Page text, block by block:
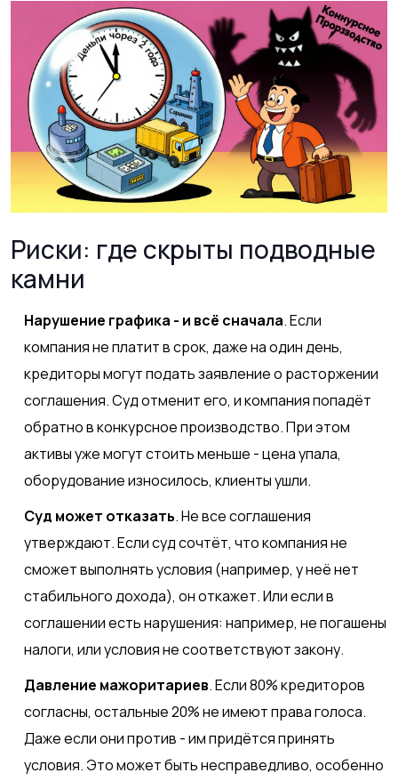
Риски: где скрыты подводные
камни
Нарушение графика - и всё сначала. Если
компания не платит в срок, даже на один день,
кредиторы могут подать заявление о расторжении
соглашения. Суд отменит его, и компания попадёт
обратно в конкурсное производство. При этом
активы уже могут стоить меньше - цена упала,
оборудование износилось, клиенты ушли.
Суд может отказать. Не все соглашения
утверждают. Если суд сочтёт, что компания не
сможет выполнять условия (например, у неё нет
стабильного дохода), он откажет. Или если в
соглашении есть нарушения: например, не погашены
налоги, или условия не соответствуют закону.
Давление мажоритариев. Если 80% кредиторов
согласны, остальные 20% не имеют права голоса.
Даже если они против - им придётся принять
условия. Это может быть несправедливо, особенно